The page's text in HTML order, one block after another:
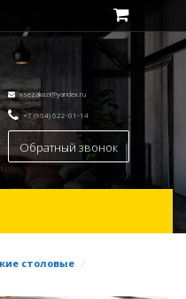
vsezakazi@yandex.ru
+7 (964) 622-01-14
Обратный звонок
столовые /